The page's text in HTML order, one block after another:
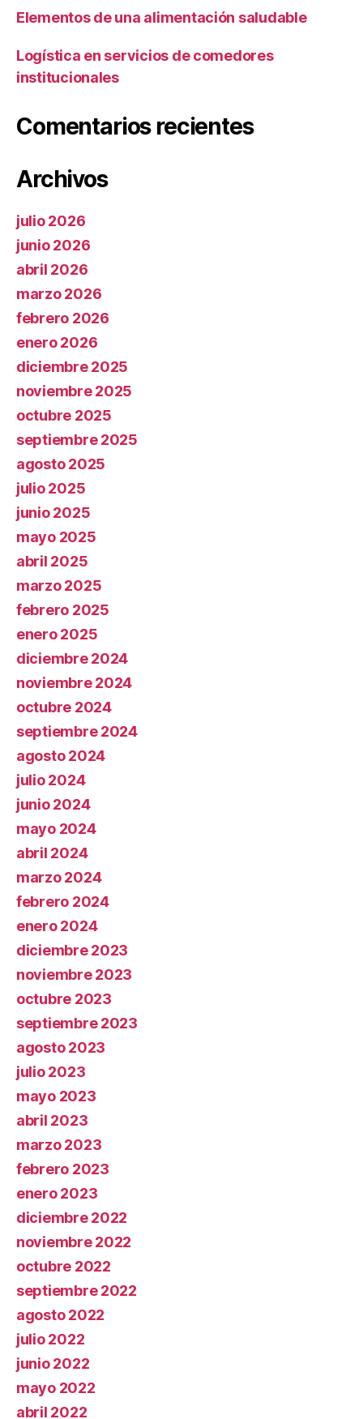
Elementos de una alimentación saludable
Logística en servicios de comedores
institucionales
Comentarios recientes
Archivos
julio 2026
junio 2026
abril 2026
marzo 2026
febrero 2026
enero 2026
diciembre 2025
noviembre 2025
octubre 2025
septiembre 2025
agosto 2025
julio 2025
junio 2025
mayo 2025
abril 2025
marzo 2025
febrero 2025
enero 2025
diciembre 2024
noviembre 2024
octubre 2024
septiembre 2024
agosto 2024
julio 2024
junio 2024
mayo 2024
abril 2024
marzo 2024
febrero 2024
enero 2024
diciembre 2023
noviembre 2023
octubre 2023
septiembre 2023
agosto 2023
julio 2023
mayo 2023
abril 2023
marzo 2023
febrero 2023
enero 2023
diciembre 2022
noviembre 2022
octubre 2022
septiembre 2022
agosto 2022
julio 2022
junio 2022
mayo 2022
abril 2022